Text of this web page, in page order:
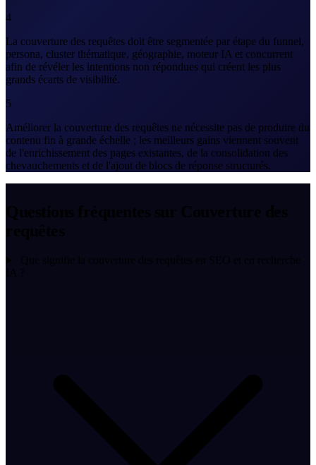
4
La couverture des requêtes doit être segmentée par étape du funnel,
persona, cluster thématique, géographie, moteur IA et concurrent
afin de révéler les intentions non répondues qui créent les plus
grands écarts de visibilité.
5
Améliorer la couverture des requêtes ne nécessite pas de produire du
contenu fin à grande échelle ; les meilleurs gains viennent souvent
de l'enrichissement des pages existantes, de la consolidation des
chevauchements et de l'ajout de blocs de réponse structurés.